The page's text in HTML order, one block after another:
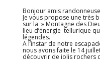
Bonjour amis
Je vous propose une très
sur la » Montagne des
lieu d’énergie tellurique
légendes.
A l’instar de notre
nous avons faite le 14
découvrir de jolis rochers